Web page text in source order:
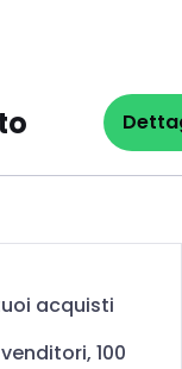
con
costi
dati per
acquisti
100